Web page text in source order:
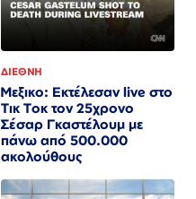
ΔΙΕΘΝΗ
Μεξικο: Εκτέλεσαν live στο
Τικ Τοκ τον 25χρονο
Σέσαρ Γκαστέλουμ με
πάνω από 500.000
ακολούθους